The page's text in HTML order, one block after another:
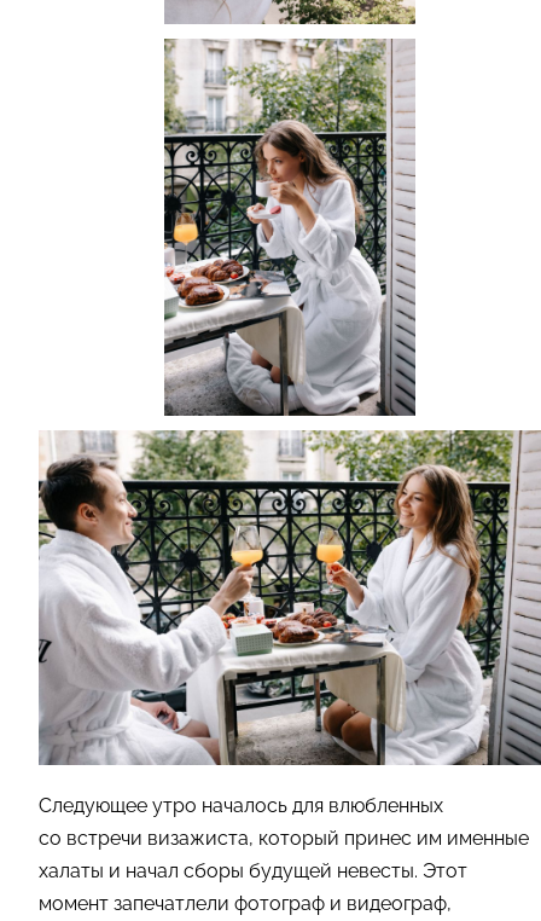
Следующее утро началось для влюбленных
со встречи визажиста, который принес им именные
халаты и начал сборы будущей невесты. Этот
момент запечатлели фотограф и видеограф,